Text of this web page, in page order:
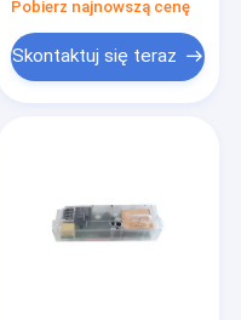
Pobierz najnowszą cenę
Skontaktuj się teraz